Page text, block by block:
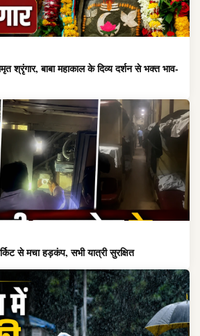
श्रृंगार, बाबा महाकाल के दिव्य दर्शन से भक्त भाव-
से मचा हड़कंप, सभी यात्री सुरक्षित